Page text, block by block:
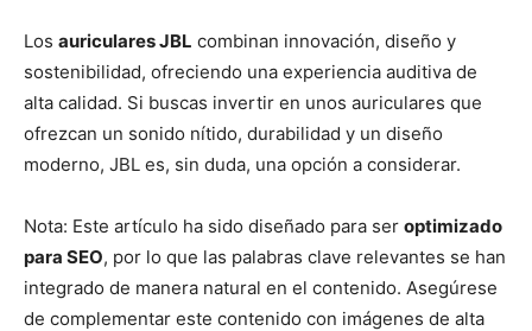
Los auriculares JBL combinan innovación, diseño y
sostenibilidad, ofreciendo una experiencia auditiva de
alta calidad. Si buscas invertir en unos auriculares que
ofrezcan un sonido nítido, durabilidad y un diseño
moderno, JBL es, sin duda, una opción a considerar.
Nota: Este artículo ha sido diseñado para ser optimizado
para SEO, por lo que las palabras clave relevantes se han
integrado de manera natural en el contenido. Asegúrese
de complementar este contenido con imágenes de alta